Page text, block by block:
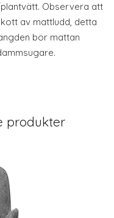
Observera att
av mattludd, detta
bör mattan
produkter